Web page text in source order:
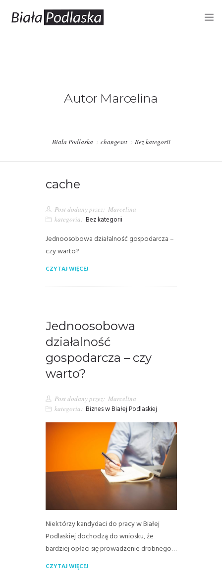
Autor Marcelina
Biała Podlaska changeset Bez kategorii
cache
Post dodany przez: Marcelina
kategoria: Bez kategorii
Jednoosobowa działalność gospodarcza –
czy warto?
CZYTAJ WIĘCEJ
Jednoosobowa
działalność
gospodarcza – czy
warto?
Post dodany przez: Marcelina
kategoria: Biznes w Białej Podlaskiej
Niektórzy kandydaci do pracy w Białej
Podlaskiej dochodzą do wniosku, że
bardziej opłaci się prowadzenie drobnego…
CZYTAJ WIĘCEJ